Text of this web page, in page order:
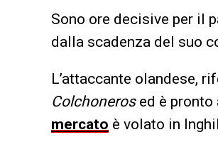
Sono ore decisive per il
dalla scadenza del suo
L’attaccante olandese,
Colchonerosed è pronto
mercato è volato in